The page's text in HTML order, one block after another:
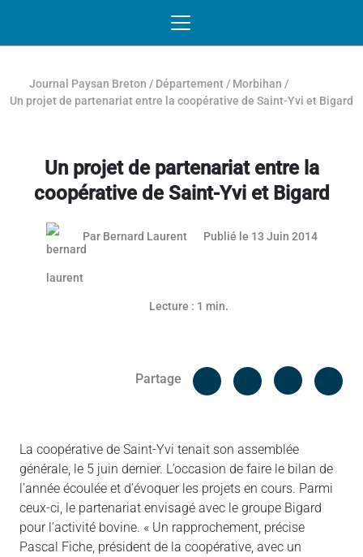
Journal Paysan Breton / Département / Morbihan /
Un projet de partenariat entre la coopérative de Saint-Yvi et Bigard
Un projet de partenariat entre la
coopérative de Saint-Yvi et Bigard
Par Bernard Laurent Publié le 13 Juin 201403 mai
Lecture : 1 min.
Partage
Facebook
La coopérative de Saint-Yvi tenait son assemblée
générale, le 5 juin dernier. L’occasion de faire le bilan de
l’année écoulée et d’évoquer les projets en cours. Parmi
ceux-ci, le partenariat envisagé avec le groupe Bigard
pour l’activité bovine. « Un rapprochement, précise
Pascal Fiche, président de la coopérative, avec un